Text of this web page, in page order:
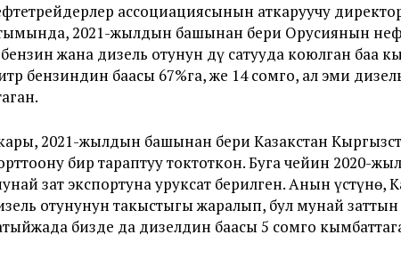
ассоциациясынын аткаруучу
2021-жылдын башынан бери Орусиянын
жана дизель отунун дүң сатууда коюлган баа
бензиндин баасы 67%га, же 14 сомго, ал эми
2021-жылдын башынан бери Казакстан
бир тараптуу токтоткон. Буга чейин 2020-
зат экспортуна уруксат берилген. Анын үстүнө,
отунунун таңкыстыгы жаралып, бул мунай
бизде да дизелдин баасы 5 сомго